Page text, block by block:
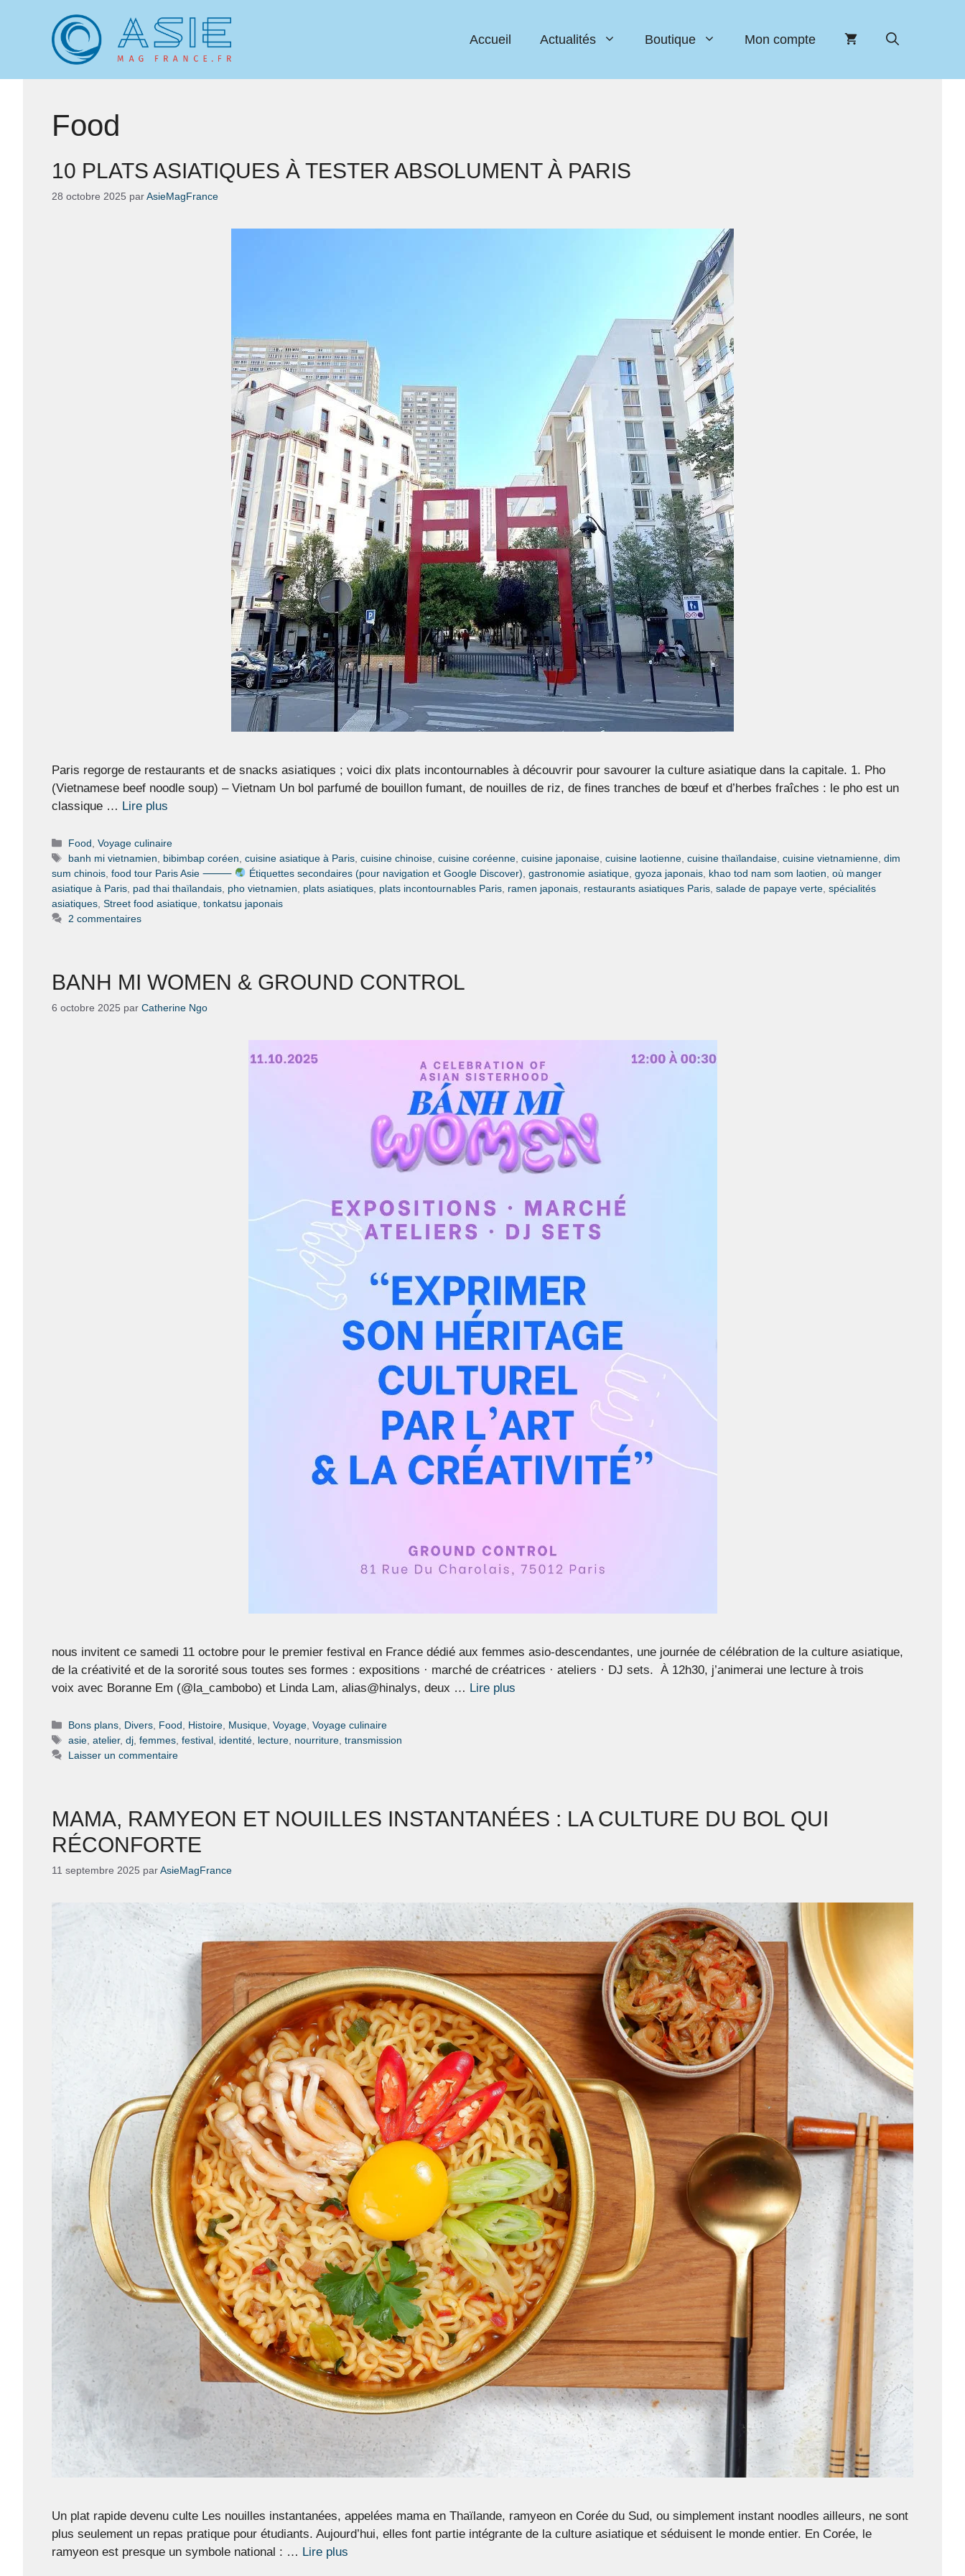
Accueil Actualités Boutique Mon compte
Food
10 PLATS ASIATIQUES À TESTER ABSOLUMENT À PARIS
28 octobre 2025 parAsieMagFrance
Paris regorge de restaurants et de snacks asiatiques ; voici dix plats incontournables à découvrir pour savourer la culture asiatique dans la capitale. 1. Pho
(Vietnamese beef noodle soup) – Vietnam Un bol parfumé de bouillon fumant, de nouilles de riz, de fines tranches de bœuf et d’herbes fraîches : le pho est un
classique … Lire plus
Catégories
Food ,Voyage culinaire
Étiquettes
banh mi vietnamien bibimbap coréen ,cuisine asiatique à Paris ,cuisine chinoise ,cuisine coréenne ,cuisine japonaise ,cuisine laotienne ,cuisine thaïlandaise ,cuisine vietnamienne ,dim
sum chinois food tour Paris Asie ⸻ Étiquettes secondaires (pour navigation et Google Discover) ,gastronomie asiatique ,gyoza japonais khao tod nam som laotien ,où manger
asiatique à Paris pad thai thaïlandais pho vietnamien plats asiatiques plats incontournables Paris ramen japonais restaurants asiatiques Paris salade de papaye verte spécialités
asiatiques Street food asiatique tonkatsu japonais
2 commentaires
BANH MI WOMEN & GROUND CONTROL
6 octobre 2025 par Catherine Ngo
nous invitent ce samedi 11 octobre pour le premier festival en France dédié aux femmes asio-descendantes, une journée de célébration de la culture asiatique,
de la créativité et de la sororité sous toutes ses formes : expositions · marché de créatrices · ateliers · DJ sets. À 12h30, j’animerai une lecture à trois
voix avec Boranne Em (@la_cambobo) et Linda Lam, alias@hinalys, deux … Lire plus
Catégories
Bons plans Divers Food Histoire Musique ,Voyage ,Voyage culinaire
Étiquettes
asie ,atelier,dj ,femmes ,festival identité lecture nourriture ,transmission
Laisser un commentaire
MAMA, RAMYEON ET NOUILLES INSTANTANÉES : LA CULTURE DU BOL QUI
RÉCONFORTE
11 septembre 2025 parAsieMagFrance
Un plat rapide devenu culte Les nouilles instantanées, appelées mama en Thaïlande, ramyeon en Corée du Sud, ou simplement instant noodles ailleurs, ne sont
plus seulement un repas pratique pour étudiants. Aujourd’hui, elles font partie intégrante de la culture asiatique et séduisent le monde entier. En Corée, le
ramyeon est presque un symbole national : … Lire plus